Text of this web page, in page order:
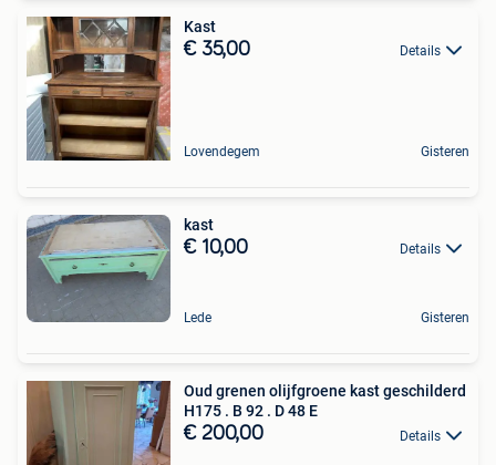
Kast
€ 35,00 Details
Lovendegem Gisteren
kast
€ 10,00 Details
Lede Gisteren
Oud grenen olijfgroene kast geschilderd
H175 . B 92 . D 48 E
€ 200,00 Details